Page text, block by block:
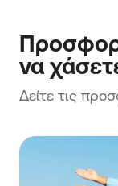
να
Δείτε τις